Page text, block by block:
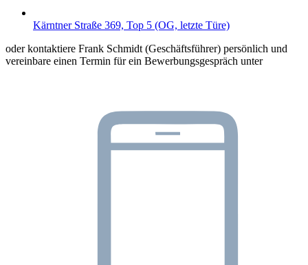
Kärntner Straße 369, Top 5 (OG, letzte Türe)
oder kontaktiere Frank Schmidt (Geschäftsführer) persönlich und
vereinbare einen Termin für ein Bewerbungsgespräch unter